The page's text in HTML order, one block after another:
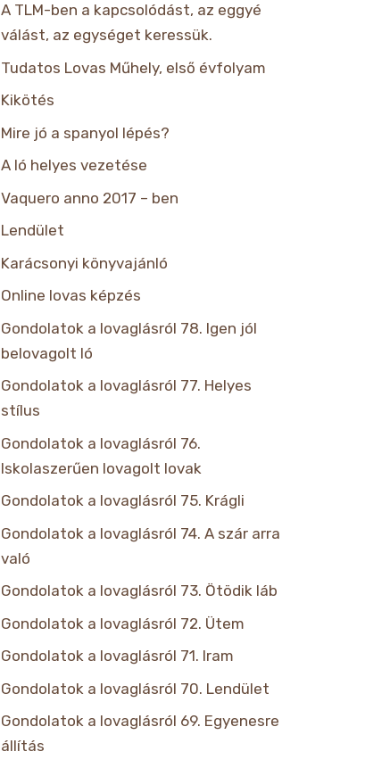
A TLM-ben a kapcsolódást, az eggyé
válást, az egységet keressük.
Tudatos Lovas Műhely, első évfolyam
Kikötés
Mire jó a spanyol lépés?
A ló helyes vezetése
Vaquero anno 2017 – ben
Lendület
Karácsonyi könyvajánló
Online lovas képzés
Gondolatok a lovaglásról 78. Igen jól
belovagolt ló
Gondolatok a lovaglásról 77. Helyes
stílus
Gondolatok a lovaglásról 76.
Iskolaszerűen lovagolt lovak
Gondolatok a lovaglásról 75. Krágli
Gondolatok a lovaglásról 74. A szár arra
való
Gondolatok a lovaglásról 73. Ötödik láb
Gondolatok a lovaglásról 72. Ütem
Gondolatok a lovaglásról 71. Iram
Gondolatok a lovaglásról 70. Lendület
Gondolatok a lovaglásról 69. Egyenesre
állítás